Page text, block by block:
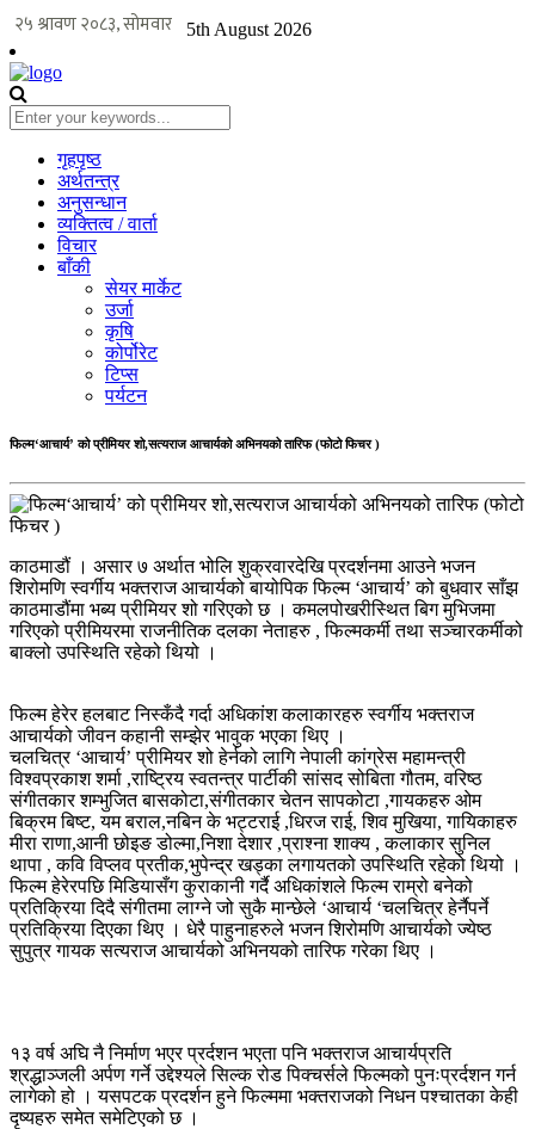
5th August 2026
गृहपृष्ठ
अर्थतन्त्र
अनुसन्धान
व्यक्तित्व / वार्ता
विचार
बाँकी
सेयर मार्केट
उर्जा
कृषि
कोर्पोरेट
टिप्स
पर्यटन
फिल्म‘आचार्य’ को प्रीमियर शो,सत्यराज आचार्यको अभिनयको तारिफ (फोटो फिचर )
काठमाडौं । असार ७ अर्थात भोलि शुक्रवारदेखि प्रदर्शनमा आउने भजन
शिरोमणि स्वर्गीय भक्तराज आचार्यको बायोपिक फिल्म ‘आचार्य’ को बुधवार साँझ
काठमाडौंमा भब्य प्रीमियर शो गरिएको छ । कमलपोखरीस्थित बिग मुभिजमा
गरिएको प्रीमियरमा राजनीतिक दलका नेताहरु , फिल्मकर्मी तथा सञ्चारकर्मीको
बाक्लो उपस्थिति रहेको थियो ।
फिल्म हेरेर हलबाट निस्कँदै गर्दा अधिकांश कलाकारहरु स्वर्गीय भक्तराज
आचार्यको जीवन कहानी सम्झेर भावुक भएका थिए ।
चलचित्र ‘आचार्य’ प्रीमियर शो हेर्नको लागि नेपाली कांग्रेस महामन्त्री
विश्वप्रकाश शर्मा ,राष्ट्रिय स्वतन्त्र पार्टीकी सांसद सोबिता गौतम, वरिष्ठ
संगीतकार शम्भुजित बासकोटा,संगीतकार चेतन सापकोटा ,गायकहरु ओम
बिक्रम बिष्ट, यम बराल,नबिन के भट्टराई ,धिरज राई, शिव मुखिया, गायिकाहरु
मीरा राणा,आनी छोइङ डोल्मा,निशा देशार ,प्राश्ना शाक्य , कलाकार सुनिल
थापा , कवि विप्लव प्रतीक,भुपेन्द्र खड्का लगायतको उपस्थिति रहेको थियो ।
फिल्म हेरेरपछि मिडियासँग कुराकानी गर्दै अधिकांशले फिल्म राम्रो बनेको
प्रतिक्रिया दिदै संगीतमा लाग्ने जो सुकै मान्छेले ‘आचार्य ‘चलचित्र हेर्नैपर्ने
प्रतिक्रिया दिएका थिए । धेरै पाहुनाहरुले भजन शिरोमणि आचार्यको ज्येष्ठ
सुपुत्र गायक सत्यराज आचार्यको अभिनयको तारिफ गरेका थिए ।
१३ वर्ष अघि नै निर्माण भएर प्रर्दशन भएता पनि भक्तराज आचार्यप्रति
श्रद्धाञ्जली अर्पण गर्ने उद्देश्यले सिल्क रोड पिक्चर्सले फिल्मको पुनःप्रर्दशन गर्न
लागेको हो । यसपटक प्रदर्शन हुने फिल्ममा भक्तराजको निधन पश्चातका केही
दृष्यहरु समेत समेटिएको छ ।